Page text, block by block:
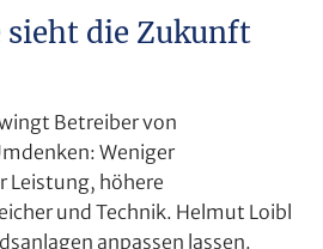
sieht die Zukunft
Betreiber von
Weniger
Leistung, höhere
und Technik. Helmut Loibl
anpassen lassen.